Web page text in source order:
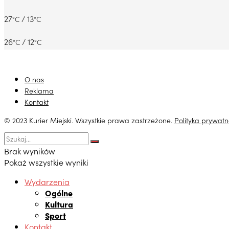
27°C / 13°C
26°C / 12°C
O nas
Reklama
Kontakt
© 2023 Kurier Miejski. Wszystkie prawa zastrzeżone. Polityka
Brak wyników
Pokaż wszystkie wyniki
Wydarzenia
Ogólne
Kultura
Sport
Kontakt